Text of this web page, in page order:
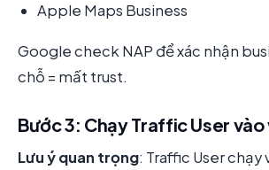
Apple Maps Business
Google check NAP để xác nhận
chỗ = mất trust.
Bước 3: Chạy Traffic User
Lưu ý quan trọng: Traffic User chạy